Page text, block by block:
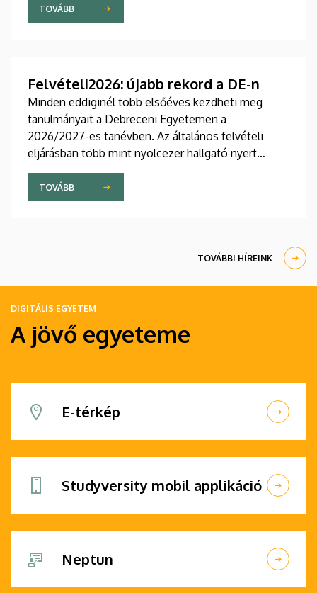
podcastbeszélgetésében mutatta be az
intézményt. Az egyetemi vezetők azt is elárulták,
TOVÁBB
Felvételi2026: újabb rekord a DE-n
Minden eddiginél több elsőéves kezdheti meg
tanulmányait a Debreceni Egyetemen a
2026/2027-es tanévben. Az általános felvételi
eljárásban több mint nyolcezer hallgató nyert
felvételt az intézménybe, ezzel a DE továbbra is
őrzi vezető szerepét a legnépszerűbb vidéki
felsőoktatási intézmények között, országos
oktatási elnök, valamint Ölvetiné Szabó Beáta
be.
TOVÁBB
TOVÁBBI HÍREINK
DIGITÁLIS EGYETEM
A jövő egyeteme
E-térkép
Studyversity mobil applikáció
Neptun